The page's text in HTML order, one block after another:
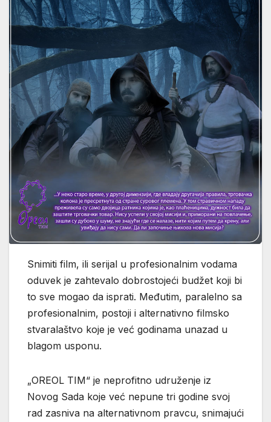
Snimiti film, ili serijal u profesionalnim vodama
oduvek je zahtevalo dobrostojeći budžet koji bi
to sve mogao da isprati. Međutim, paralelno sa
profesionalnim, postoji i alternativno filmsko
stvaralaštvo koje je već godinama unazad u
blagom usponu.
„OREOL TIM“ je neprofitno udruženje iz
Novog Sada koje već nepune tri godine svoj
rad zasniva na alternativnom pravcu, snimajući